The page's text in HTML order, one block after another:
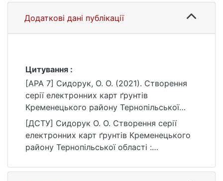
Додаткові дані публікації
Цитування :
[APA 7] Сидорук, О. О. (2021). Створення
серії електронних карт ґрунтів
Кременецького району Тернопільської
області [Магістерська робота, Київський
національний університет імені Тараса
Шевченка]. eKNUTSHIR.
https://ir.library.knu.ua/handle/123456789/81
2
[ДСТУ] Сидорук О. О. Створення серії
електронних карт ґрунтів Кременецького
району Тернопільської області :
Архітектура та будівництво. Київ, 2021.